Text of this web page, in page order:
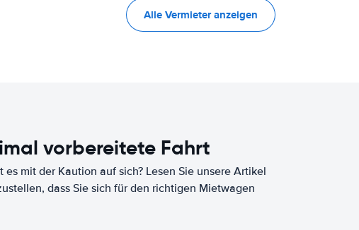
Alle Vermieter anzeigen
vorbereitete Fahrt
mit der Kaution auf sich? Lesen Sie unsere Artikel
dass Sie sich für den richtigen Mietwagen